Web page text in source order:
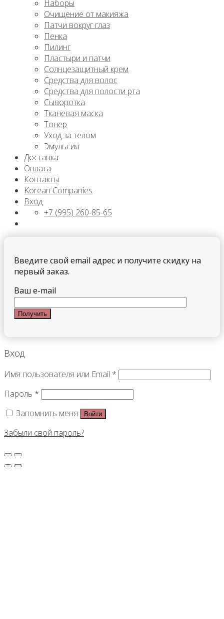
Наборы
Очищение от макияжа
Патчи вокруг глаз
Пенка
Пилинг
Пластыри и патчи
Солнцезащитный крем
Средства для волос
Средства для полости рта
Сыворотка
Тканевая маска
Тонер
Уход за телом
Эмульсия
Доставка
Оплата
Контакты
Korean Companies
Вход
+7 (995) 260-85-65
Введите свой email адрес и получите скидку на
первый заказ.
Ваш e-mail
Вход
Имя пользователя или Email *
Пароль *
Запомнить меня
Войти
Забыли свой пароль?